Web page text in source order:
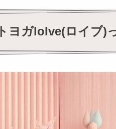
ヨガloIve(ロイブ)